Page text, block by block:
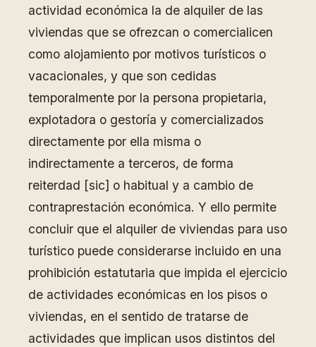
actividad económica la de alquiler de las
viviendas que se ofrezcan o comercialicen
como alojamiento por motivos turísticos o
vacacionales, y que son cedidas
temporalmente por la persona propietaria,
explotadora o gestoría y comercializados
directamente por ella misma o
indirectamente a terceros, de forma
reiterdad [sic] o habitual y a cambio de
contraprestación económica. Y ello permite
concluir que el alquiler de viviendas para uso
turístico puede considerarse incluido en una
prohibición estatutaria que impida el ejercicio
de actividades económicas en los pisos o
viviendas, en el sentido de tratarse de
actividades que implican usos distintos del